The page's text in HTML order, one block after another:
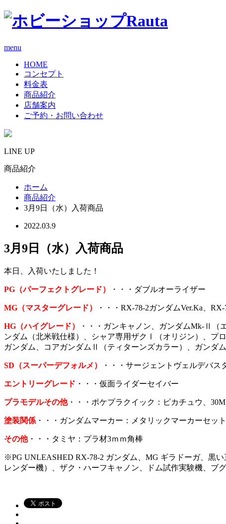
menu
HOME
コンセプト
料金表
商品紹介
店舗案内
ご予約・お問い合わせ
LINE UP
商品紹介
ホーム
商品紹介
3月9日（水）入荷商品
2022.03.9
3月9日（水）入荷商品
本日、入荷いたしました！
PG（パーフェクトグレード） ・・・ダブルオーライザー
MG（マスターグレード） ・・・RX-78-2ガンダムVer.Ka、
HG（ハイグレード）
・・・ガンキャノン、ガンダムMk-Ⅱ（
ンダム（北⽶戦仕様）、シャア専用ザクⅠ（オリジン）、プ
ガンダム、コアガンダムⅡ（ティターンズカラー）、ガンダ
SD（スーパーデフォルメ） ・・・サージェントヴェルデバ
エントリーグレード ・・・仮面ライダーセイバー
プラモデルその他・・・ポケプラクイック：ピカチュウ、
塗装関係 ・・・ガンダムマーカー：メタリックマーカーセッ
その他・・・タミヤ：プラ材3ｍｍ角棒
※PG UNLEASHED RX-78-2 ガンダム、MG ギラドーガ、黒
レンダー機）、ザク・ハーフキャノン、ドム試作実験機、ブ